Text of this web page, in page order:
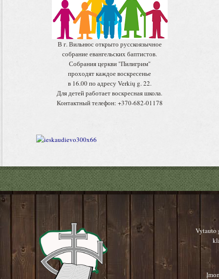
В г. Вильнюс открыто русскоязычное
собрание евангельских баптистов.
Собрания церкви "Пилигрим"
проходят каждое воскресенье
в 16.00 по адресу Verkių g. 22.
Для детей работает воскресная школа.
Контактный телефон: +370-682-01178
Vytauto